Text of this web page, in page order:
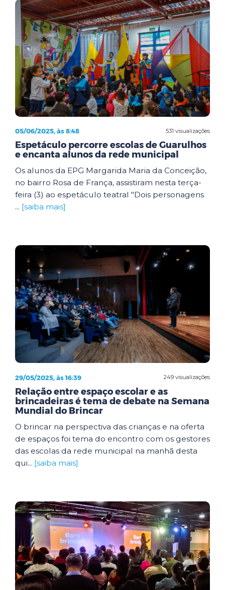
531 visualizações
05/06/2025, às 8:48
Espetáculo percorre escolas de Guarulhos
e encanta alunos da rede municipal
Os alunos da EPG Margarida Maria da Conceição,
no bairro Rosa de França, assistiram nesta terça-
feira (3) ao espetáculo teatral "Dois personagens
... [saiba mais]
249 visualizações
29/05/2025, às 16:39
Relação entre espaço escolar e as
brincadeiras é tema de debate na Semana
Mundial do Brincar
O brincar na perspectiva das crianças e na oferta
de espaços foi tema do encontro com os gestores
das escolas da rede municipal na manhã desta
qui... [saiba mais]